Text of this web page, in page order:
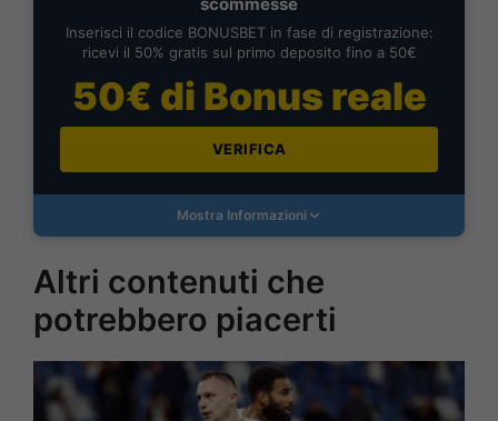
scommesse
Inserisci il codice BONUSBET in fase di registrazione:
ricevi il 50% gratis sul primo deposito fino a 50€
50€ di Bonus reale
VERIFICA
Mostra Informazioni
Altri contenuti che
potrebbero piacerti